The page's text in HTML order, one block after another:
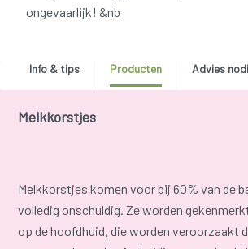
ongevaarlijk! &nb
Info & tips Producten Advies
Melkkorstjes
Melkkorstjes komen voor bij 60% van de
volledig onschuldig. Ze worden
op de hoofdhuid, die worden veroorzaakt